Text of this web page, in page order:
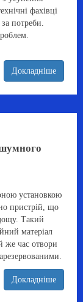
фахівці
потреби.
Докладніше
установкою
пристрій, що
Такий
матеріал
же час отвори
Докладніше